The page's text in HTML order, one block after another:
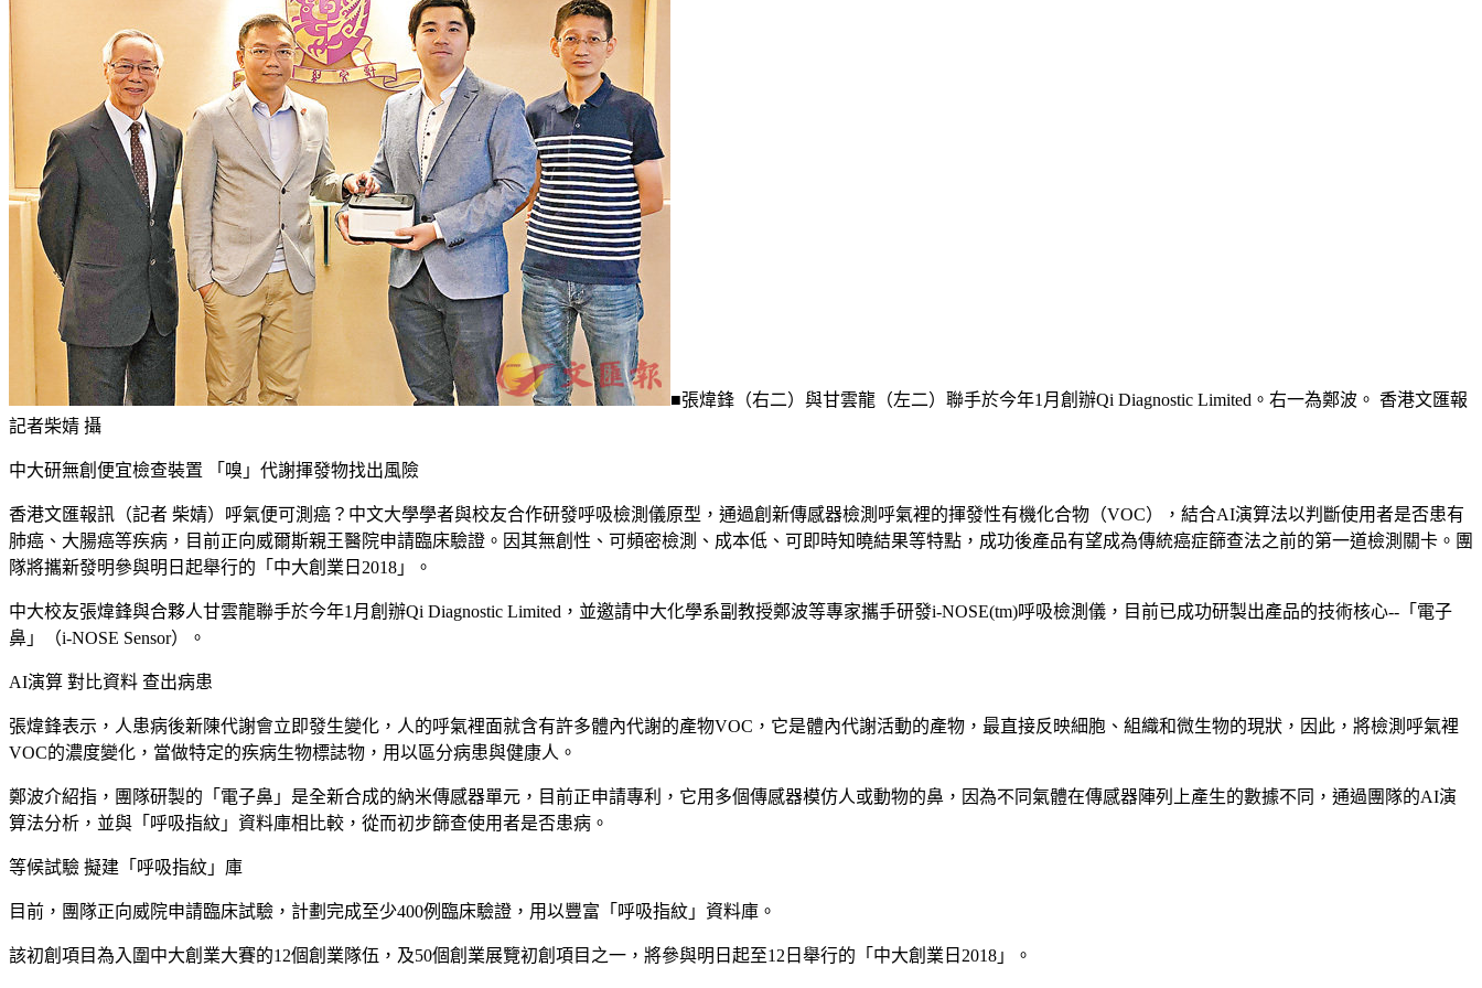
■張煒鋒（右二）與甘雲龍（左二）聯手於今年1月創辦Qi Diagnostic Limited。右一為鄭波。 香港文匯報
記者柴婧 攝
中大研無創便宜檢查裝置 「嗅」代謝揮發物找出風險
香港文匯報訊（記者 柴婧）呼氣便可測癌？中文大學學者與校友合作研發呼吸檢測儀原型，通過創新傳感器檢測呼氣裡的揮發性有機化合物（VOC），結合AI演算法以判斷使用者是否患有
肺癌、大腸癌等疾病，目前正向威爾斯親王醫院申請臨床驗證。因其無創性、可頻密檢測、成本低、可即時知曉結果等特點，成功後產品有望成為傳統癌症篩查法之前的第一道檢測關卡。團
隊將攜新發明參與明日起舉行的「中大創業日2018」。
中大校友張煒鋒與合夥人甘雲龍聯手於今年1月創辦Qi Diagnostic Limited，並邀請中大化學系副教授鄭波等專家攜手研發i-NOSE(tm)呼吸檢測儀，目前已成功研製出產品的技術核心--「電子
鼻」（i-NOSE Sensor）。
AI演算 對比資料 查出病患
張煒鋒表示，人患病後新陳代謝會立即發生變化，人的呼氣裡面就含有許多體內代謝的產物VOC，它是體內代謝活動的產物，最直接反映細胞、組織和微生物的現狀，因此，將檢測呼氣裡
VOC的濃度變化，當做特定的疾病生物標誌物，用以區分病患與健康人。
鄭波介紹指，團隊研製的「電子鼻」是全新合成的納米傳感器單元，目前正申請專利，它用多個傳感器模仿人或動物的鼻，因為不同氣體在傳感器陣列上產生的數據不同，通過團隊的AI演
算法分析，並與「呼吸指紋」資料庫相比較，從而初步篩查使用者是否患病。
等候試驗 擬建「呼吸指紋」庫
目前，團隊正向威院申請臨床試驗，計劃完成至少400例臨床驗證，用以豐富「呼吸指紋」資料庫。
該初創項目為入圍中大創業大賽的12個創業隊伍，及50個創業展覽初創項目之一，將參與明日起至12日舉行的「中大創業日2018」。